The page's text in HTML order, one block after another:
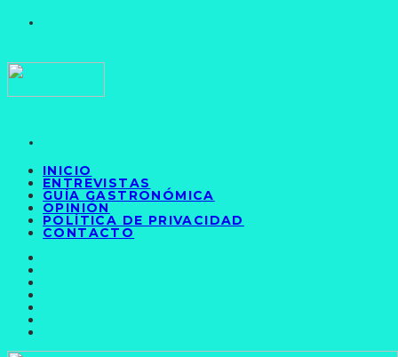
INICIO
ENTREVISTAS
GUÍA GASTRONÓMICA
OPINIÓN
POLÍTICA DE PRIVACIDAD
CONTACTO